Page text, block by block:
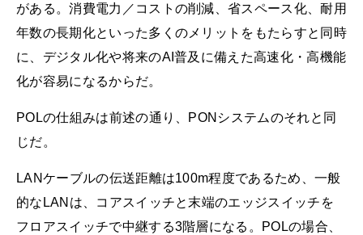
がある。消費電力／コストの削減、省スペース化、耐用
年数の長期化といった多くのメリットをもたらすと同時
に、デジタル化や将来のAI普及に備えた高速化・高機能
化が容易になるからだ。
POLの仕組みは前述の通り、PONシステムのそれと同
じだ。
LANケーブルの伝送距離は100m程度であるため、一般
的なLANは、コアスイッチと末端のエッジスイッチを
フロアスイッチで中継する3階層になる。POLの場合、